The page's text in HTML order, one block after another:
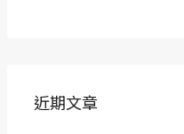
近期文章